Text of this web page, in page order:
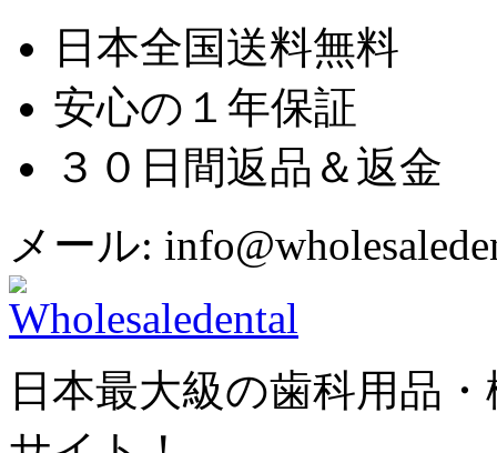
日本全国送料無料
安心の１年保証
３０日間返品＆返金
メール:
日本最大級の歯科用品